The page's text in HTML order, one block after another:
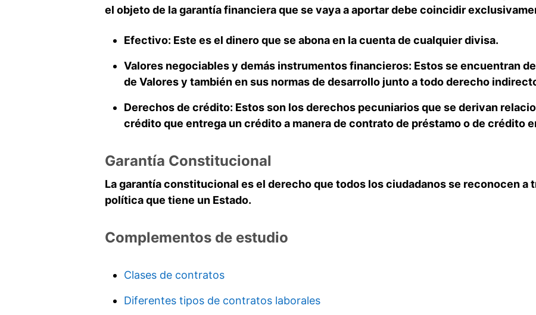
el objeto de la garantía financiera que se vaya a aportar debe coincidir
Efectivo: Este es el dinero que se abona en la cuenta de cualquier divisa.
Valores negociables y demás instrumentos financieros: Estos se encuentran
de Valores y también en sus normas de desarrollo junto a todo derecho
Derechos de crédito: Estos son los derechos pecuniarios que se derivan
crédito que entrega un crédito a manera de contrato de préstamo o de crédito
Garantía Constitucional
La garantía constitucional es el derecho que todos los ciudadanos se reconocen a
política que tiene un Estado.
Complementos de estudio
Clases de contratos
Diferentes tipos de contratos laborales